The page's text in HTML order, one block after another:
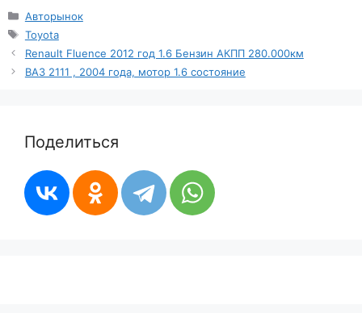
Рубрики
Авторынок
Метки
Toyota
Renault Fluence 2012 год 1.6 Бензин АКПП 280.000км
ВАЗ 2111 , 2004 года, мотор 1.6 состояние
Поделиться